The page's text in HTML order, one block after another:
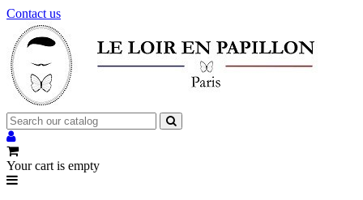
Contact us
Your cart is empty